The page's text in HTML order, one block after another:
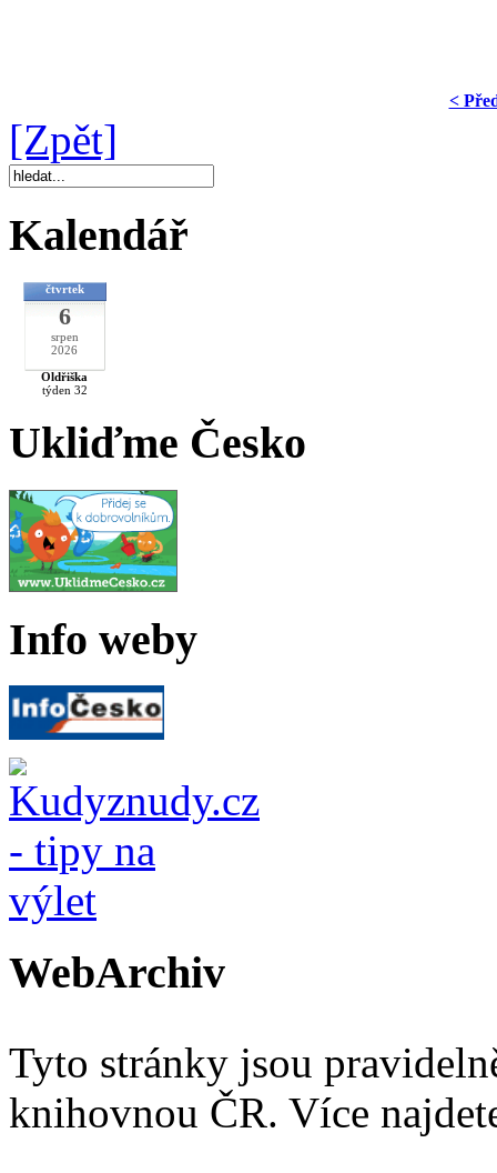
<
[Zpět]
Kalendář
čtvrtek
6
srpen
2026
Oldřiška
týden 32
Ukliďme Česko
Info weby
WebArchiv
Tyto stránky jsou
knihovnou ČR. Více